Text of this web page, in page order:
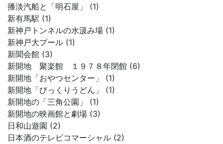
播淡汽船と「明石屋」 (1)
新有馬駅 (1)
新神戸トンネルの水汲み場 (1)
新神戸大プール (1)
新聞会館 (3)
新開地 聚楽館 １９７８年閉館 (6)
新開地「おやつセンター」 (1)
新開地「びっくりうどん」 (1)
新開地の「三角公園」 (1)
新開地の映画館と劇場 (3)
日和山遊園 (2)
日本酒のテレビコマーシャル (2)